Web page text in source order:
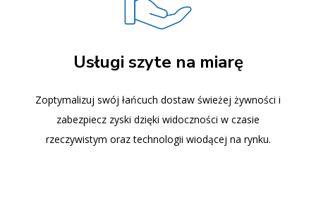
Usługi szyte na miarę
Zoptymalizuj swój łańcuch dostaw świeżej żywności i
zabezpiecz zyski dzięki widoczności w czasie
rzeczywistym oraz technologii wiodącej na rynku.